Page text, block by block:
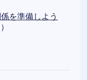
を準備しよう